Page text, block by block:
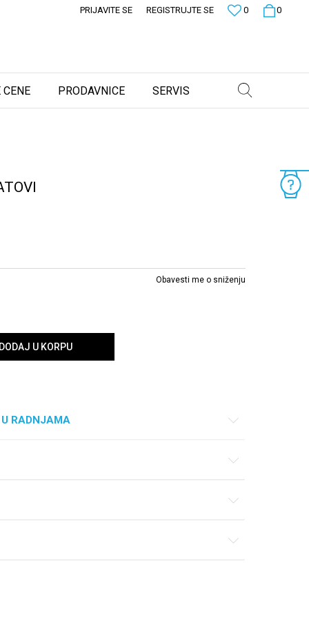
0
0
PRIJAVITE SE REGISTRUJTE SE
PRODAVNICE SERVIS
Obavesti me o sniženju
U KORPU
U RADNJAMA